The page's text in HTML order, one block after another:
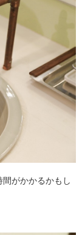
がかかるかもし